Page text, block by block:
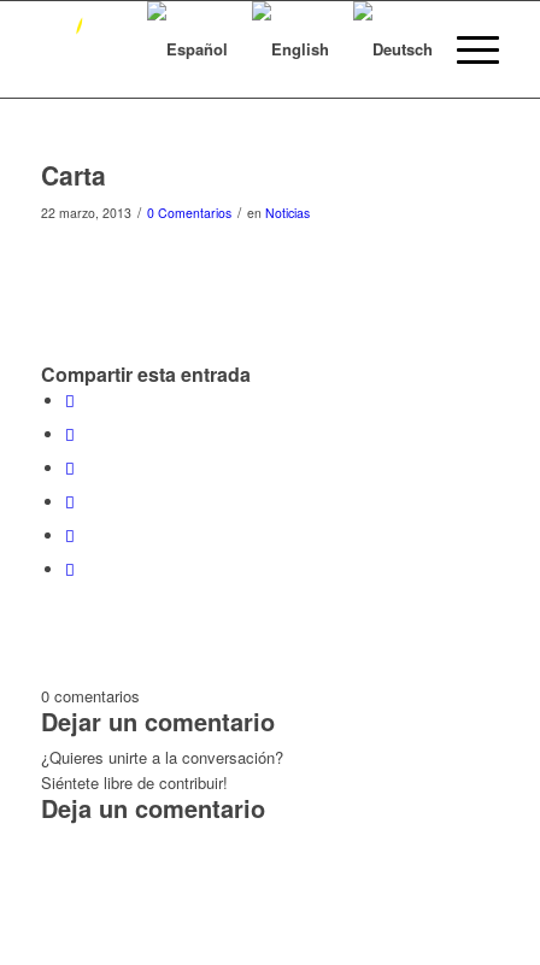
Carta
22 marzo, 2013 / 0 Comentarios / en Noticias
Compartir esta entrada
0 comentarios
Dejar un comentario
¿Quieres unirte a la conversación?
Siéntete libre de contribuir!
Deja un comentario